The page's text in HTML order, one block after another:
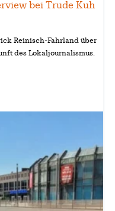
bei Trude Kuh
Reinisch-Fahrland über
des Lokaljournalismus.